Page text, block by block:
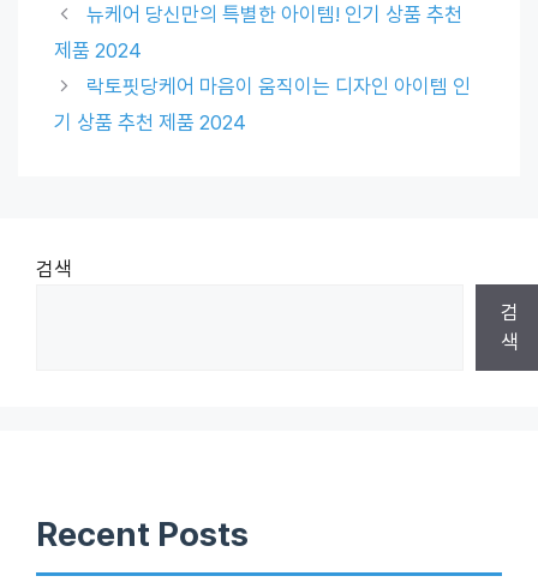
뉴케어 당신만의 특별한 아이템! 인기 상품 추천
제품 2024
락토핏당케어 마음이 움직이는 디자인 아이템 인
기 상품 추천 제품 2024
검색
검
색
Recent Posts